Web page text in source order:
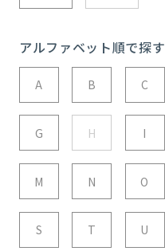
アルファベット順で探す
A B C
G H I
M N O
S T U